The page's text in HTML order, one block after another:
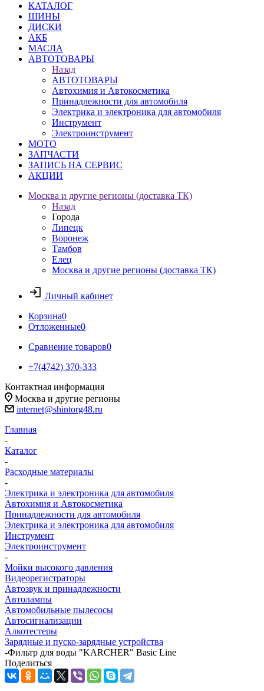
КАТАЛОГ
ШИНЫ
ДИСКИ
АКБ
МАСЛА
АВТОТОВАРЫ
Назад
АВТОТОВАРЫ
Автохимия и Автокосметика
Принадлежности для автомобиля
Электрика и электроника для автомобиля
Инструмент
Электроинструмент
МОТО
ЗАПЧАСТИ
ЗАПИСЬ НА СЕРВИС
АКЦИИ
Москва и другие регионы (доставка ТК)
Назад
Города
Липецк
Воронеж
Тамбов
Елец
Москва и другие регионы (доставка ТК)
Личный кабинет
Корзина0
Отложенные0
Сравнение товаров0
+7(4742) 370-333
Контактная информация
Москва и другие регионы
internet@shintorg48.ru
Главная
-
Каталог
-
Расходные материалы
-
Электрика и электроника для автомобиля
Автохимия и Автокосметика
Принадлежности для автомобиля
Электрика и электроника для автомобиля
Инструмент
Электроинструмент
-
Мойки высокого давления
Видеорегистраторы
Автозвук и принадлежности
Автолампы
Автомобильные пылесосы
Автосигнализации
Алкотестеры
Зарядные и пуско-зарядные устройства
-Фильтр для воды "KARCHER" Basic Line
Поделиться